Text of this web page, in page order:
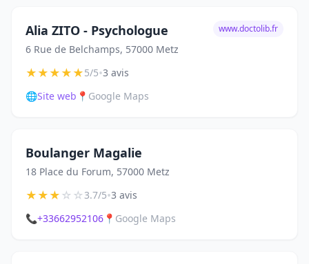
Alia ZITO - Psychologue
6 Rue de Belchamps, 57000 Metz
www.doctolib.fr
★★★★★5/5•3 avis
🌐Site web 📍 Google Maps
Boulanger Magalie
18 Place du Forum, 57000 Metz
★★★☆☆3.7/5•3 avis
📞+33662952106 📍 Google Maps